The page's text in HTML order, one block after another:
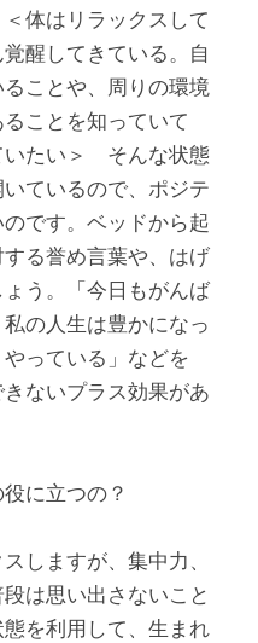
体はリラックスして
醒してきている。自
ことや、周りの環境
ことを知っていて
たい＞　そんな状態
ているので、ポジテ
です。ベッドから起
る誉め言葉や、はげ
う。「今日もがんば
の人生は豊かになっ
っている」などを
ないプラス効果があ
に立つの？
しますが、集中力、
は思い出さないこと
を利用して、生まれ